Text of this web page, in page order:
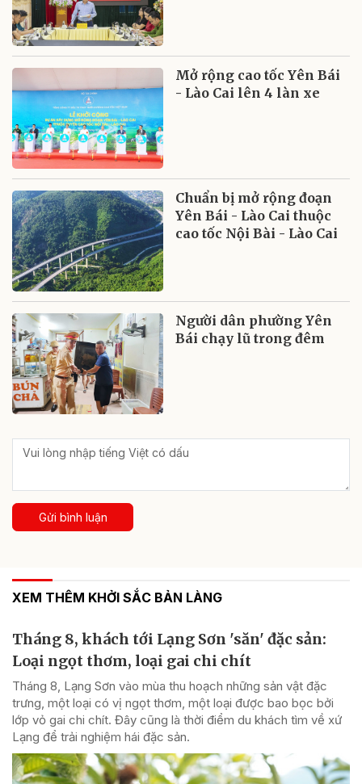
Mở rộng cao tốc Yên Bái
- Lào Cai lên 4 làn xe
Chuẩn bị mở rộng đoạn
Yên Bái - Lào Cai thuộc
cao tốc Nội Bài - Lào Cai
Người dân phường Yên
Bái chạy lũ trong đêm
Gửi bình luận
XEM THÊM KHỞI SẮC BẢN LÀNG
Tháng 8, khách tới Lạng Sơn 'săn' đặc sản:
Loại ngọt thơm, loại gai chi chít
Tháng 8, Lạng Sơn vào mùa thu hoạch những sản vật đặc
trưng, một loại có vị ngọt thơm, một loại được bao bọc bởi
lớp vỏ gai chi chít. Đây cũng là thời điểm du khách tìm về xứ
Lạng để trải nghiệm hái đặc sản.